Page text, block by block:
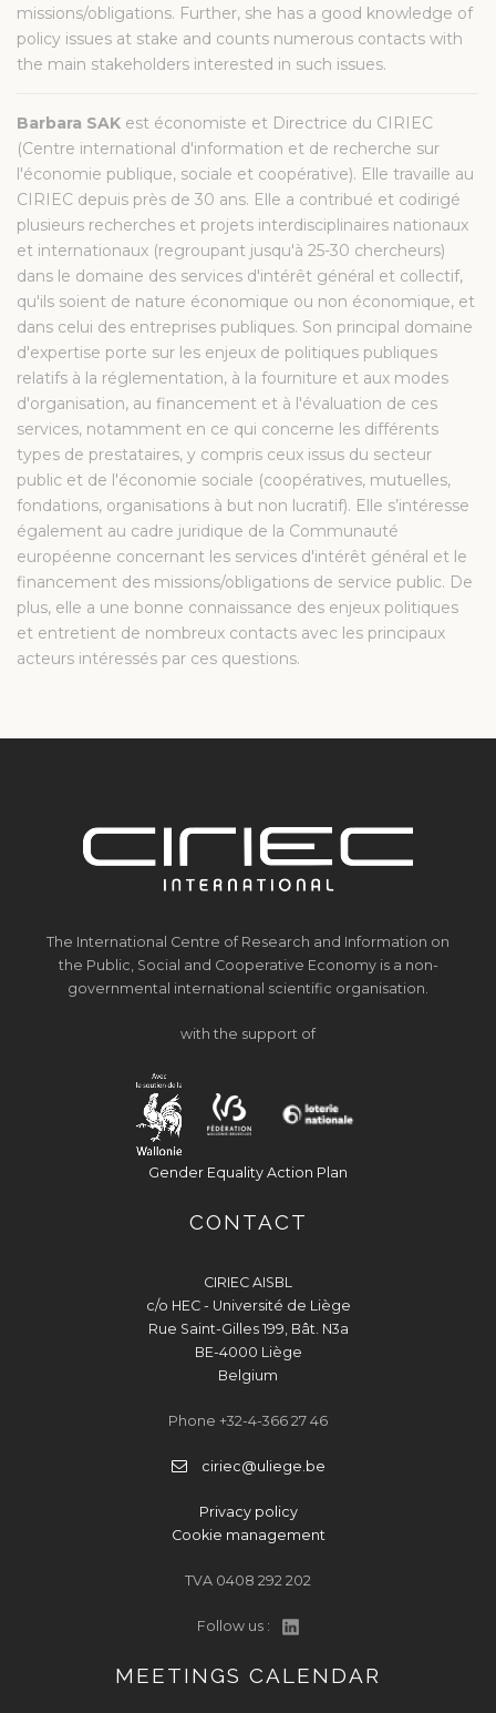
missions/obligations. Further, she has a good knowledge of
policy issues at stake and counts numerous contacts with
the main stakeholders interested in such issues.
Barbara SAK est économiste et Directrice du CIRIEC
(Centre international d'information et de recherche sur
l'économie publique, sociale et coopérative). Elle travaille au
CIRIEC depuis près de 30 ans. Elle a contribué et codirigé
plusieurs recherches et projets interdisciplinaires nationaux
et internationaux (regroupant jusqu'à 25-30 chercheurs)
dans le domaine des services d'intérêt général et collectif,
qu'ils soient de nature économique ou non économique, et
dans celui des entreprises publiques. Son principal domaine
d'expertise porte sur les enjeux de politiques publiques
relatifs à la réglementation, à la fourniture et aux modes
d'organisation, au financement et à l'évaluation de ces
services, notamment en ce qui concerne les différents
types de prestataires, y compris ceux issus du secteur
public et de l'économie sociale (coopératives, mutuelles,
fondations, organisations à but non lucratif). Elle s’intéresse
également au cadre juridique de la Communauté
européenne concernant les services d'intérêt général et le
financement des missions/obligations de service public. De
plus, elle a une bonne connaissance des enjeux politiques
et entretient de nombreux contacts avec les principaux
acteurs intéressés par ces questions.
The International Centre of Research and Information on
the Public, Social and Cooperative Economy is a non-
governmental international scientific organisation.
with the support of
Gender Equality Action Plan
CONTACT
CIRIEC AISBL
c/o HEC - Université de Liège
Rue Saint-Gilles 199, Bât. N3a
BE-4000 Liège
Belgium
Phone +32-4-366 27 46
ciriec@uliege.be
Privacy policy
Cookie management
TVA 0408 292 202
Follow us :
MEETINGS CALENDAR